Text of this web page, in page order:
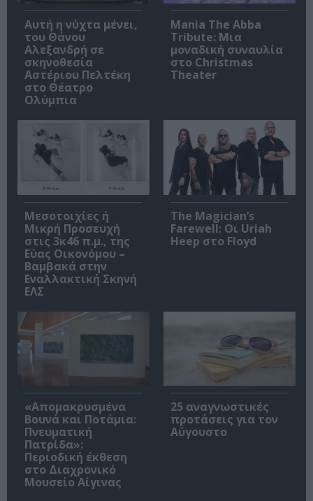
Αυτή η νύχτα μένει,
του Θάνου
Αλεξανδρή σε
σκηνοθεσία
Αστέριου Πελτέκη
στο Θέατρο
Ολύμπια
Mania The Abba
Tribute: Μια
μοναδική συναυλία
στο Christmas
Theater
Μεσοτοιχίες ή
Μικρή Προσευχή
στις 3κ46 π.μ., της
Εύας Οικονόμου –
Βαμβακά στην
Εναλλακτική Σκηνή
ΕΛΣ
The Magician’s
Farewell: Οι Uriah
Heep στο Floyd
«Απομακρυσμένα
Βουνά και Ποτάμια:
Πνευματική
Πατρίδα»:
Περιοδική έκθεση
στο Διαχρονικό
Μουσείο Αίγινας
25 αναγνωστικές
προτάσεις για τον
Αύγουστο